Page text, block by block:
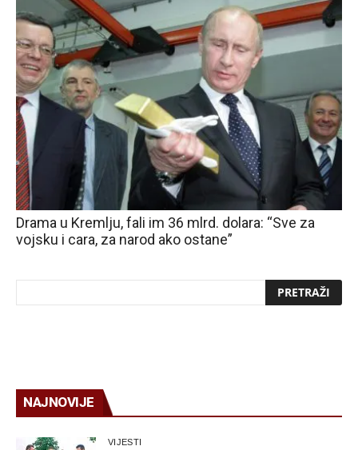
Drama u Kremlju, fali im 36 mlrd. dolara: “Sve za
vojsku i cara, za narod ako ostane”
NAJNOVIJE
VIJESTI